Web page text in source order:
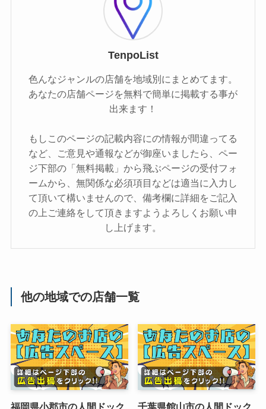
TenpoList
色んなジャンルの店舗を地域別にまとめてます。
あなたの店舗ページを無料で簡単に掲載する事が
出来ます！
もしこのページの記載内容にの情報が間違ってる
など、ご意見や通報などが御座いましたら、ペー
ジ下部の「無料掲載」から飛ぶページの受付フォ
ームから、無関係な必須項目などは適当に入力し
て頂いて構いませんので、備考欄に詳細をご記入
の上ご連絡をして頂きますようよろしくお願い申
し上げます。
他の地域での店舗一覧
福岡県小郡市の人間ドック 千葉県館山市の人間ドック